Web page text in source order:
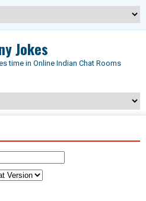
Jokes
time in Online Indian Chat Rooms